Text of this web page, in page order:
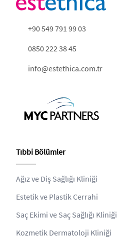
+90 549 791 99 03
0850 222 38 45
info@estethica.com.tr
Tıbbi Bölümler
Ağız ve Diş Sağlığı Kliniği
Estetik ve Plastik Cerrahi
Saç Ekimi ve Saç Sağlığı Kliniği
Kozmetik Dermatoloji Kliniği